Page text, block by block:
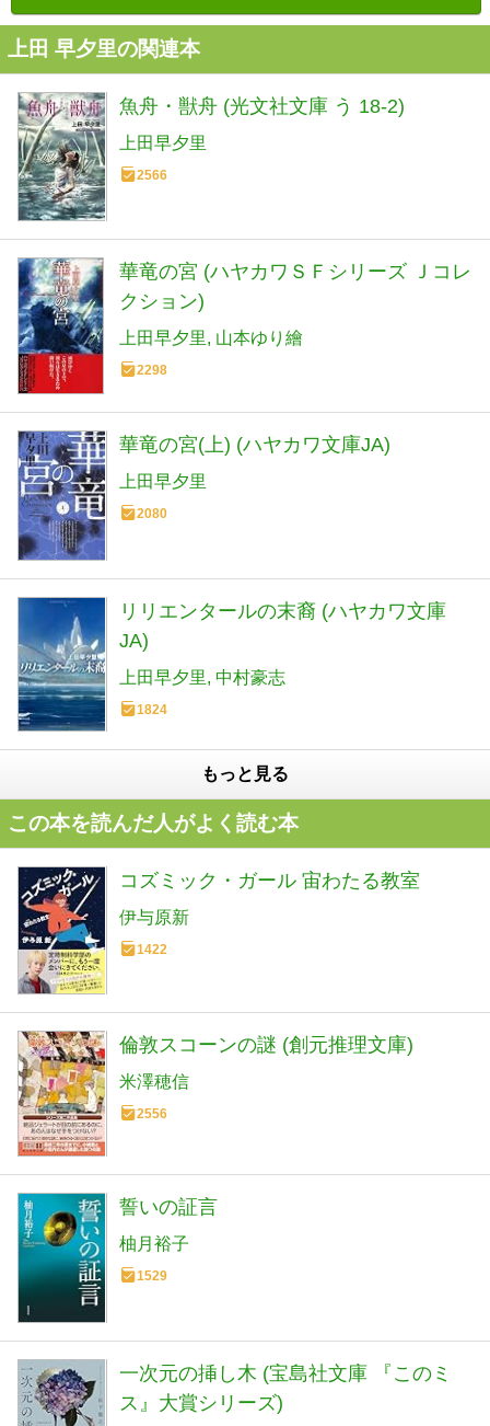
上田 早夕里の関連本
魚舟・獣舟 (光文社文庫 う 18-2)
上田早夕里
2566
華竜の宮 (ハヤカワＳＦシリーズ Ｊコレ
クション)
上田早夕里 山本ゆり繪
2298
華竜の宮(上) (ハヤカワ文庫JA)
上田早夕里
2080
リリエンタールの末裔 (ハヤカワ文庫
JA)
上田早夕里 中村豪志
1824
もっと見る
この本を読んだ人がよく読む本
コズミック・ガール 宙わたる教室
伊与原新
1422
倫敦スコーンの謎 (創元推理文庫)
米澤穂信
2556
誓いの証言
柚月裕子
1529
一次元の挿し木 (宝島社文庫 『このミ
ス』大賞シリーズ)